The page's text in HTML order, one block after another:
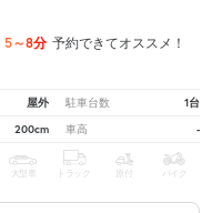
5～8分 予約できてオススメ！
屋外 駐車台数 1台
200cm 車高 -
大型車 トラック 原付 バイク